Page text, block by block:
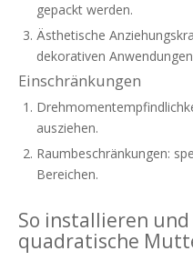
gepackt werden.
Ästhetische
dekorativen
Einschränkungen
ausziehen.
Raumbeschränkungen:
Bereichen.
So installieren und
quadratische